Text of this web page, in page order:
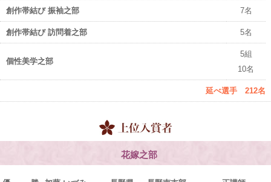
創作帯結び 振袖之部 7名
創作帯結び 訪問着之部 5名
個性美学之部
5組
10名
延べ選手 212名
花嫁之部